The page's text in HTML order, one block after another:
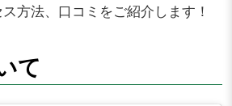
方法、口コミをご紹介します！
て